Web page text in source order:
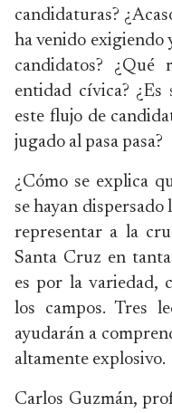
candidaturas?
ha venido exigiendo
candidatos?
entidad cívica? ¿Es
este flujo de
jugado al pasa pasa?
¿Cómo se explica
se hayan
representar a la
Santa Cruz en
es por la variedad,
los campos. Tres
ayudarán a
altamente explosivo.
Carlos Guzmán,